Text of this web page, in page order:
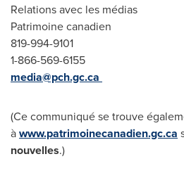
Relations avec les médias
Patrimoine canadien
819-994-9101
1-866-569-6155
media@pch.gc.ca
(Ce communiqué se trouve
àwww.patrimoinecanadien.gc.ca
nouvelles.)